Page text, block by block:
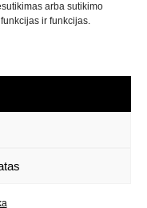
arba sutikimo
ir funkcijas.